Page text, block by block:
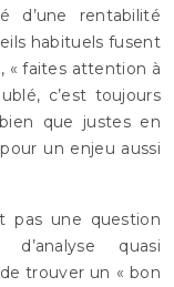
d’une rentabilité
habituels fusent
« faites attention à
c’est toujours
que justes en
un enjeu aussi
pas une question
quasi
trouver un « bon